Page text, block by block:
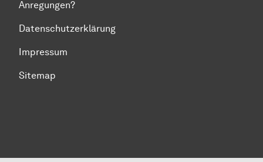
Anregungen?
Datenschutzerklärung
Impressum
Sitemap